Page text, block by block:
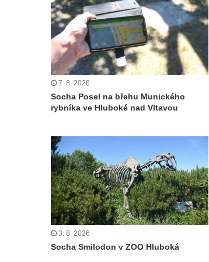
Kašna před budovou sýpky v zámeckém
areálu v Liběchově
Kašna u obecního úřadu v Jetřichovicích
Kašna v parku v Horním Podluží
Kašna Hynie na kruhovém objezdu u
náměstí Svobody v Teplicích
zahrady v Teplicích
Kamenná nádrž na vodu na hřbitově v
Zabrušanech
Kašna v zámecké zahradě v Duchcově
Kamenná nádrž na vodu II. na hřbitově ve
Šluknově
7. 8. 2026
Socha Posel na břehu Munického
rybníka ve Hluboké nad Vltavou
3. 8. 2026
Socha Smilodon v ZOO Hluboká